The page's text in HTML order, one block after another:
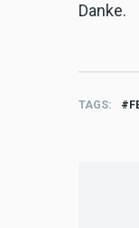
Danke.
TAGS